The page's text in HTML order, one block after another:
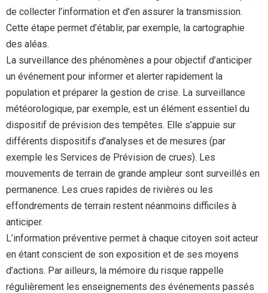
de collecter l’information et d’en assurer la transmission.
Cette étape permet d’établir, par exemple, la cartographie
des aléas.
La surveillance des phénomènes a pour objectif d’anticiper
un événement pour informer et alerter rapidement la
population et préparer la gestion de crise. La surveillance
météorologique, par exemple, est un élément essentiel du
dispositif de prévision des tempêtes. Elle s’appuie sur
différents dispositifs d’analyses et de mesures (par
exemple les Services de Prévision de crues). Les
mouvements de terrain de grande ampleur sont surveillés en
permanence. Les crues rapides de rivières ou les
effondrements de terrain restent néanmoins difficiles à
anticiper.
L’information préventive permet à chaque citoyen soit acteur
en étant conscient de son exposition et de ses moyens
d’actions. Par ailleurs, la mémoire du risque rappelle
régulièrement les enseignements des événements passés